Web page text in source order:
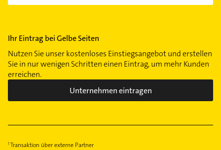
Zentrum-Ost
Zentrum-Südost
Ihr Eintrag bei Gelbe Seiten
Nutzen Sie unser kostenloses Einstiegsangebot und erstellen
Sie in nur wenigen Schritten einen Eintrag, um mehr Kunden
erreichen.
Unternehmen eintragen
Transaktion über externe Partner